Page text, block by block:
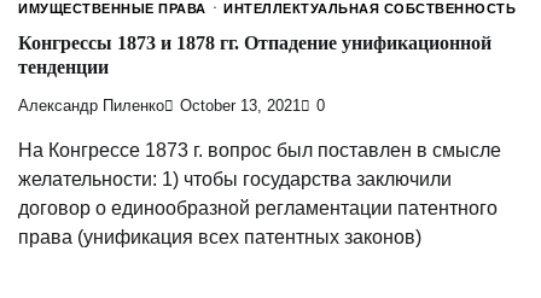
ИМУЩЕСТВЕННЫЕ ПРАВА
ИНТЕЛЛЕКТУАЛЬНАЯ СОБСТВЕННОСТЬ
Конгрессы 1873 и 1878 гг. Отпадение унификационной
тенденции
Александр Пиленко October 13, 2021 0
На Конгрессе 1873 г. вопрос был поставлен в смысле
желательности: 1) чтобы государства заключили
договор о единообразной регламентации патентного
права (унификация всех патентных законов)